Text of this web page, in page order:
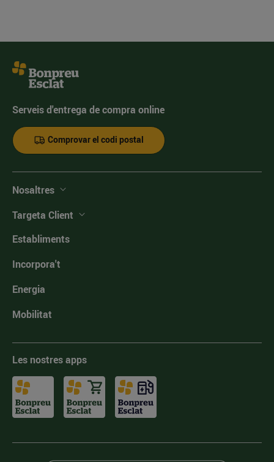
Serveis d'entrega de compra online
Comprovar el codi postal
Nosaltres
Targeta Client
Establiments
Incorpora't
Energia
Mobilitat
Les nostres apps